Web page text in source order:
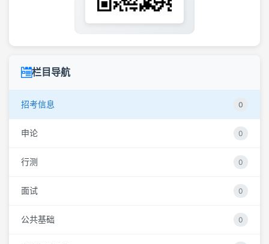
栏目导航
招考信息 0
申论 0
行测 0
面试 0
公共基础 0